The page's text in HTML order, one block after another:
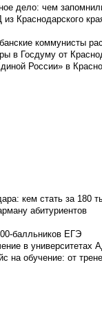
дело: чем
Краснодарского
коммунисты
в Госдуму от
России» в
кем стать за 180
абитуриентов
балльников ЕГЭ
в университетах
на обучение: от